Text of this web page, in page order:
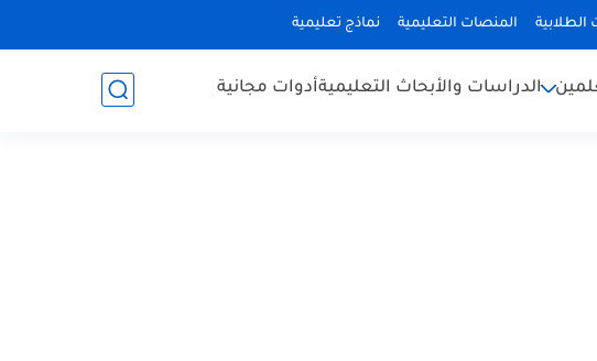
الطلابية المنصات التعليمية نماذج تعليمية
الدراسات والأبحاث التعليميةأدوات مجانية